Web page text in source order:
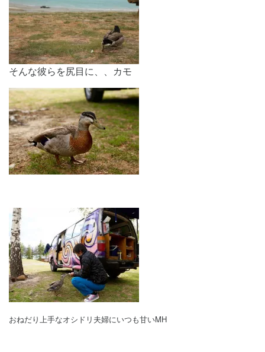
そんな彼らを尻目に、、カモ
おねだり上手なオシドリ夫婦にいつも甘いMH